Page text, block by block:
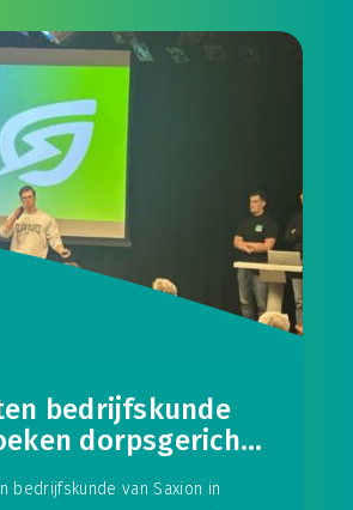
bedrijfskunde
dorpsgerichte
van Essenkracht
bedrijfskunde van Saxion in